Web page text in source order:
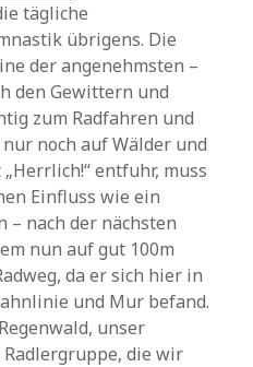
tägliche
übrigens. Die
der angenehmsten –
den Gewittern und
zum Radfahren und
noch auf Wälder und
entfuhr, muss
Einfluss wie ein
– nach der nächsten
nun auf gut 100m
da er sich hier in
und Mur befand.
unser
die wir